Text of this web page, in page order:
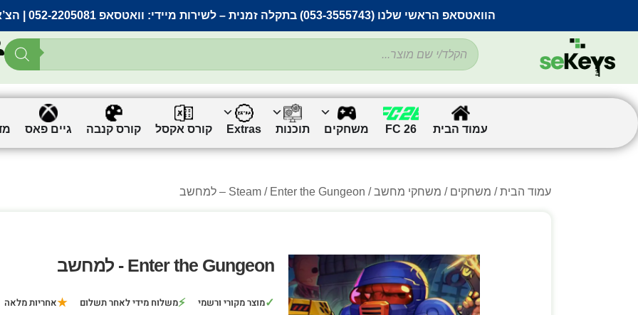
הוואטסאפ הראשי שלנו (053-3555743) בתקלה זמנית – לשירות מיידי: וואטסאפ 052-2205081 |
עמוד הבית FC 26 משחקים תוכנות Extras קורס אקסל קורס קנבה גיים פאס
עמוד הבית/ משחקים / משחקי מחשב /
Steam / Enter the Gungeon – למחשב
Enter the Gungeon - למחשב
✓מוצר מקורי ורשמי ⚡משלוח מידי לאחר תשלום ★אחריות מלאה